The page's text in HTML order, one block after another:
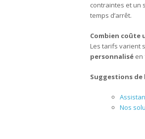
contraintes et un
temps d’arrêt.
Combien coûte
Les tarifs varient
personnalisé en
Suggestions
Nos